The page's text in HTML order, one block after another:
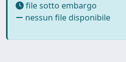
file sotto embargo
nessun file disponibile